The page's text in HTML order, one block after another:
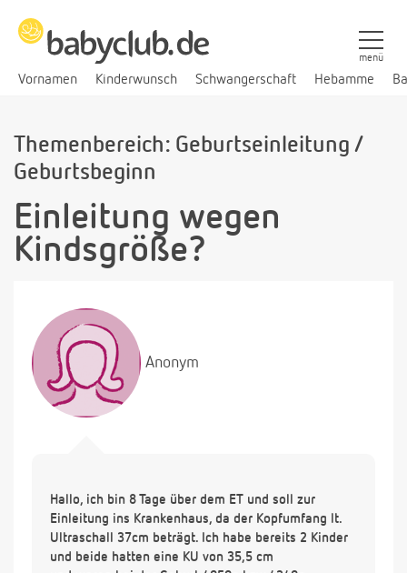
Vornamen Kinderwunsch Schwangerschaft Hebamme
menü
Themenbereich: Geburtseinleitung /
Geburtsbeginn
Einleitung wegen
Kindsgröße?
Anonym
Hallo, ich bin 8 Tage über dem ET und soll zur
Einleitung ins Krankenhaus, da der Kopfumfang lt.
Ultraschall 37cm beträgt. Ich habe bereits 2 Kinder
und beide hatten eine KU von 35,5 cm